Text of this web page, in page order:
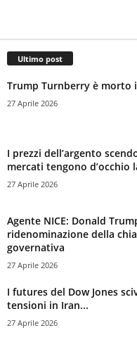
Ultimo post
Trump Turnberry è morto
27 Aprile 2026
I prezzi dell’argento
mercati tengono d’occhio
27 Aprile 2026
Agente NICE: Donald
ridenominazione della
governativa
27 Aprile 2026
I futures del Dow Jones
tensioni in Iran...
27 Aprile 2026